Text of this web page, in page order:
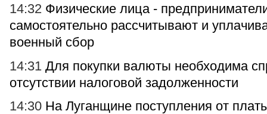
14:32 Физические лица -
самостоятельно рассчитывают и
военный сбор
14:31 Для покупки валюты необходима
отсутствии налоговой задолженности
14:30 На Луганщине поступления от